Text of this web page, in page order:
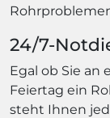
24/7-
Egal ob Sie an
Feiertag ein
steht Ihnen